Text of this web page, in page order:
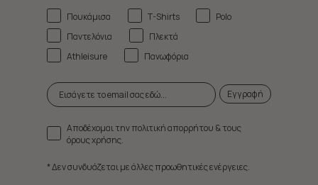
Πουκάμισα
T-Shirts
Polo
Παντελόνια
Πλεκτά
Athleisure
Πανωφόρια
Εγγραφή
Αποδέχομαι την πολιτική απορρήτου & τους
όρους χρήσης.
* Δεν συνδυάζεται με άλλες προωθητικές ενέργειες.